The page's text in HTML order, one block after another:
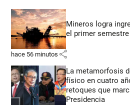
Mineros logra
el primer
hace 56 minutos share
La metamorfosis
físico en cuatro
retoques que
Presidencia